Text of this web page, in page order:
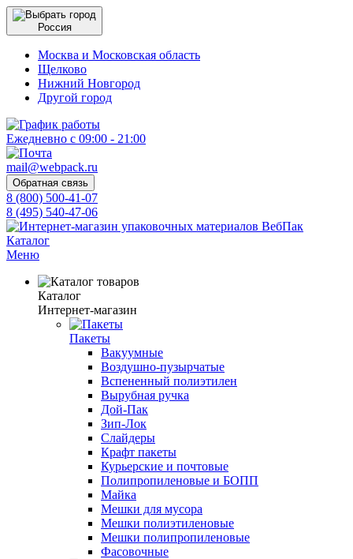
Россия
Москва и Московская область
Щелково
Нижний Новгород
Другой город
Ежедневно с 09:00 - 21:00
mail@webpack.ru
Обратная связь
8 (800) 500-41-07
8 (495) 540-47-06
Каталог
Меню
Каталог
Интернет-магазин
Пакеты
Вакуумные
Воздушно-пузырчатые
Вспененный полиэтилен
Вырубная ручка
Дой-Пак
Зип-Лок
Слайдеры
Крафт пакеты
Курьерские и почтовые
Полипропиленовые и БОПП
Майка
Мешки для мусора
Мешки полиэтиленовые
Мешки полипропиленовые
Фасовочные